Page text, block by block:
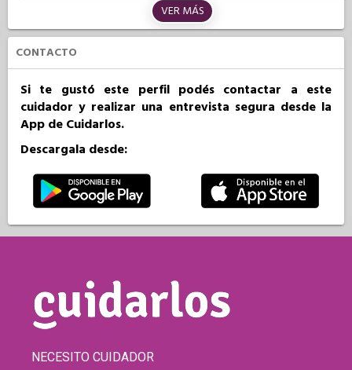
VER MÁS
CONTACTO
Si te gustó este perfil podés contactar a este
cuidador y realizar una entrevista segura desde la
App de Cuidarlos.
Descargala desde:
NECESITO CUIDADOR